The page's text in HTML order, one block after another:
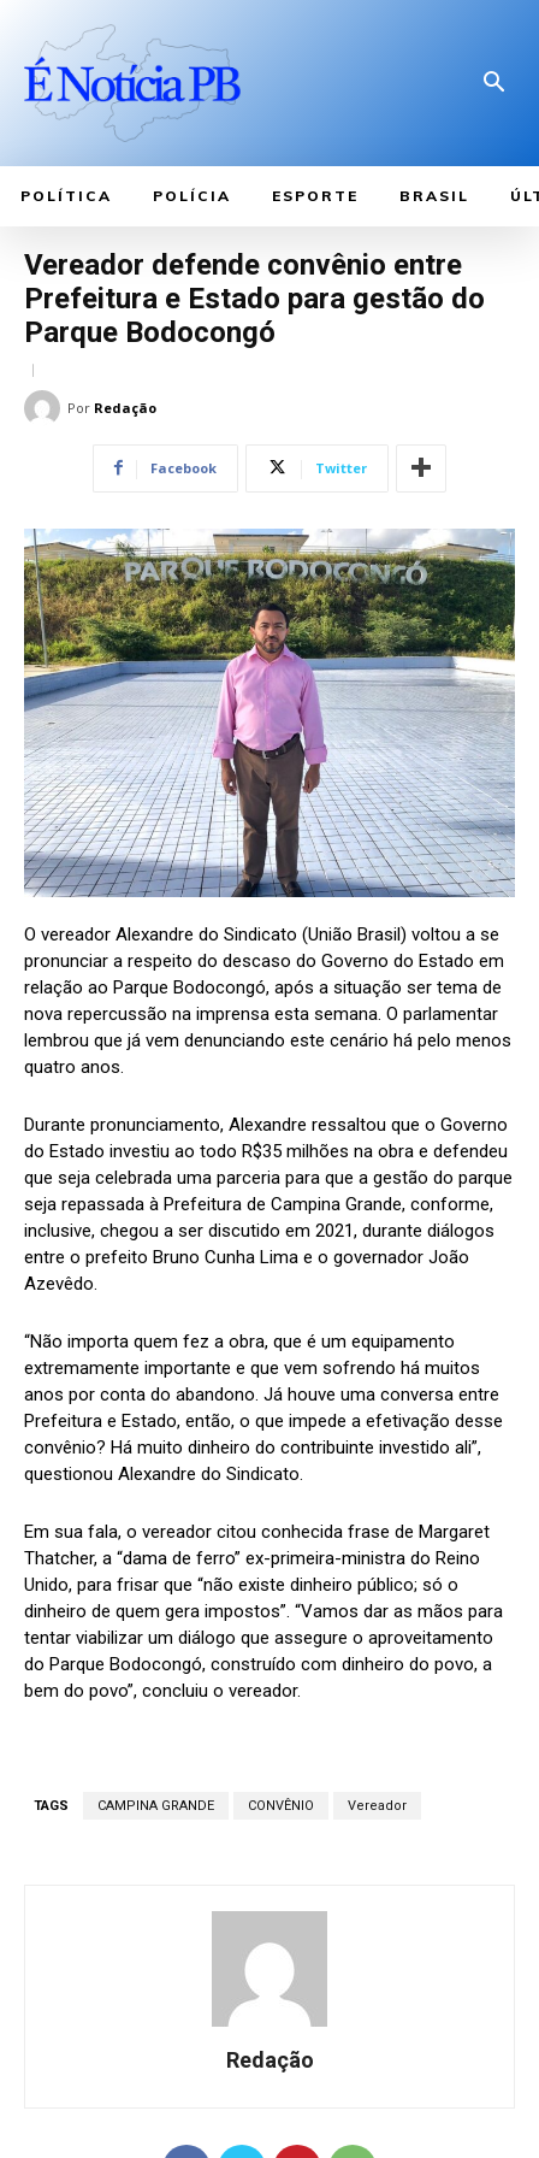
POLÍTICA POLÍCIA ESPORTE BRASIL
Vereador defende convênio entre
Prefeitura e Estado para gestão do
Parque Bodocongó
Por Redação
Facebook Twitter
O vereador Alexandre do Sindicato (União Brasil) voltou a se
pronunciar a respeito do descaso do Governo do Estado em
relação ao Parque Bodocongó, após a situação ser tema de
nova repercussão na imprensa esta semana. O parlamentar
lembrou que já vem denunciando este cenário há pelo menos
quatro anos.
Durante pronunciamento, Alexandre ressaltou que o Governo
do Estado investiu ao todo R$35 milhões na obra e defendeu
que seja celebrada uma parceria para que a gestão do parque
seja repassada à Prefeitura de Campina Grande, conforme,
inclusive, chegou a ser discutido em 2021, durante diálogos
entre o prefeito Bruno Cunha Lima e o governador João
Azevêdo.
“Não importa quem fez a obra, que é um equipamento
extremamente importante e que vem sofrendo há muitos
anos por conta do abandono. Já houve uma conversa entre
Prefeitura e Estado, então, o que impede a efetivação desse
convênio? Há muito dinheiro do contribuinte investido ali”,
questionou Alexandre do Sindicato.
Em sua fala, o vereador citou conhecida frase de Margaret
Thatcher, a “dama de ferro” ex-primeira-ministra do Reino
Unido, para frisar que “não existe dinheiro público; só o
dinheiro de quem gera impostos”. “Vamos dar as mãos para
tentar viabilizar um diálogo que assegure o aproveitamento
do Parque Bodocongó, construído com dinheiro do povo, a
bem do povo”, concluiu o vereador.
TAGS CAMPINA GRANDE CONVÊNIO Vereador
Redação